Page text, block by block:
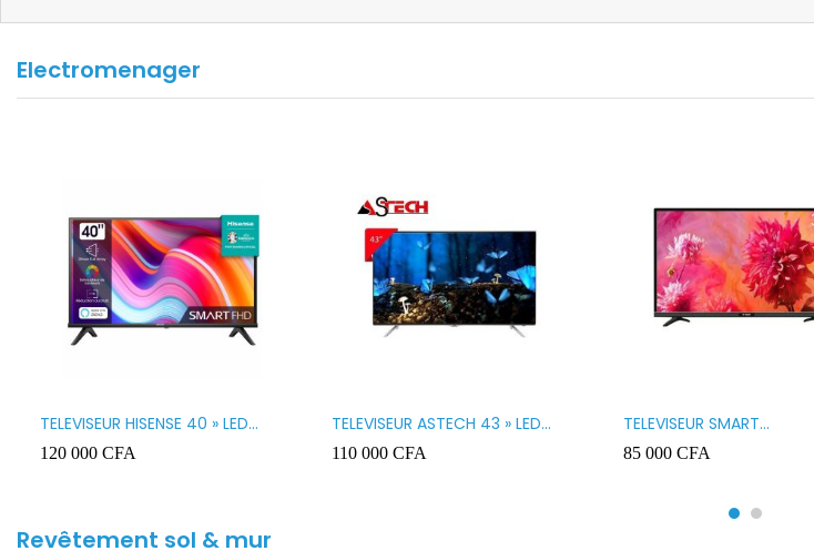
Electromenager
TELEVISEUR HISENSE 40 » LED
SMART VIDAA 40A4K
120 000 CFA
TELEVISEUR ASTECH 43 » LED
43OD15
110 000 CFA
TELEVISEUR SMART
TECHNOLOGY 32 » SMART
32STT5032SA
85 000 CFA
Revêtement sol & mur